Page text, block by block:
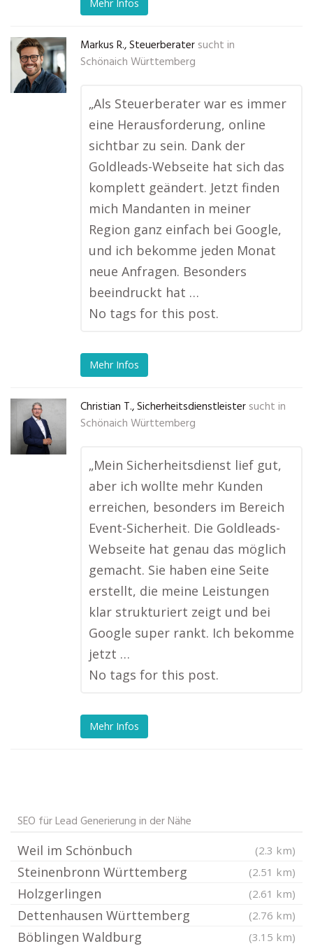
Mehr Infos
Markus R., Steuerberater sucht in
Schönaich Württemberg
„Als Steuerberater war es immer
eine Herausforderung, online
sichtbar zu sein. Dank der
Goldleads-Webseite hat sich das
komplett geändert. Jetzt finden
mich Mandanten in meiner
Region ganz einfach bei Google,
und ich bekomme jeden Monat
neue Anfragen. Besonders
beeindruckt hat …
No tags for this post.
Mehr Infos
Christian T., Sicherheitsdienstleister sucht in
Schönaich Württemberg
„Mein Sicherheitsdienst lief gut,
aber ich wollte mehr Kunden
erreichen, besonders im Bereich
Event-Sicherheit. Die Goldleads-
Webseite hat genau das möglich
gemacht. Sie haben eine Seite
erstellt, die meine Leistungen
klar strukturiert zeigt und bei
Google super rankt. Ich bekomme
jetzt …
No tags for this post.
Mehr Infos
SEO für Lead Generierung in der Nähe
Weil im Schönbuch (2.3 km)
Steinenbronn Württemberg (2.51 km)
Holzgerlingen (2.61 km)
Dettenhausen Württemberg (2.76 km)
Böblingen Waldburg (3.15 km)